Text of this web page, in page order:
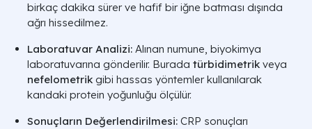
birkaç dakika sürer ve hafif bir iğne batması dışında
ağrı hissedilmez.
Laboratuvar Analizi: Alınan numune, biyokimya
laboratuvarına gönderilir. Burada türbidimetrik veya
nefelometrik gibi hassas yöntemler kullanılarak
kandaki protein yoğunluğu ölçülür.
Sonuçların Değerlendirilmesi: CRP sonuçları